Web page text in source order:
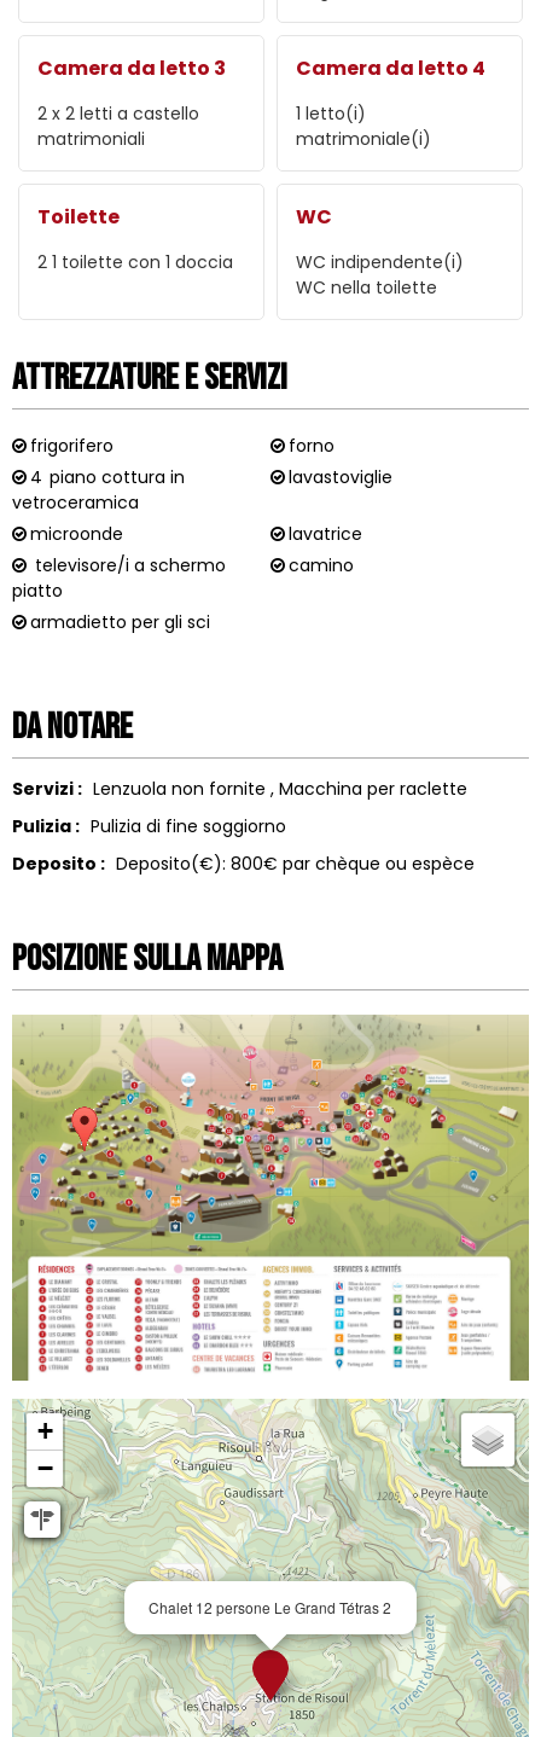
Camera da letto 3
2 x 2 letti a castello
matrimoniali
Camera da letto 4
1 letto(i)
matrimoniale(i)
Toilette
2 1 toilette con 1 doccia
WC
WC indipendente(i)
WC nella toilette
Attrezzature e Servizi
frigorifero
forno
4 piano cottura in
vetroceramica
lavastoviglie
microonde
lavatrice
televisore/i a schermo
piatto
camino
armadietto per gli sci
Da notare
Servizi : Lenzuola non fornite Macchina per raclette
Pulizia : Pulizia di fine soggiorno
Deposito : Deposito(€): 800€ par chèque ou espèce
Posizione sulla mappa
Chalet 12 persone Le Grand Tétras 2
+
−